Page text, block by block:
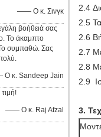
—— Ο κ. Σινγκ
βοήθειά σας
Το άκαμπτο
συμπαθώ. Σας
κ. Sandeep Jain
—— Ο κ. Raj Afzal
2.4
2.5
2.6
2.7
2.8
2.9
3.